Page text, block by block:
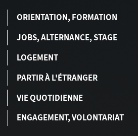
ORIENTATION, FORMATION
JOBS, ALTERNANCE, STAGE
LOGEMENT
PARTIR À L'ÉTRANGER
VIE QUOTIDIENNE
ENGAGEMENT, VOLONTARIAT